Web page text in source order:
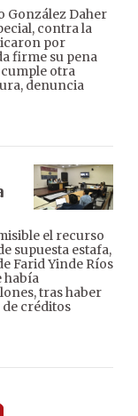
González Daher
contra la
por
firme su pena
otra
denuncia
el recurso
supuesta estafa,
Farid Yinde Ríos
había
tras haber
créditos